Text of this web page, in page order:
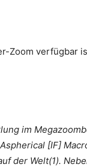
Zoom verfügbar
im
[IF]
der Welt(1).